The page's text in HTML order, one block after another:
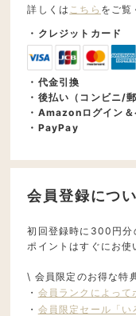
詳しくは こちら をご覧
・クレジットカード
・代金引換
・後払い（コンビニ/
・Amazonログイン＆
・PayPay
会員登録につ
初回登録時に300円分
ポイントはすぐにお使
\ 会員限定のお得な特
・ 会員ランクによって
・ 会員限定セール「い